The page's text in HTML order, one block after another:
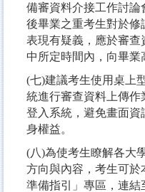
備審資料介接工作討論
後畢業之重考生對於修
表現有疑義，應於審查
中所定時間內，向畢業
(七)建議考生使用桌上
統進行審查資料上傳作
登入系統，避免畫面資
身權益。
(八)為使考生瞭解各大
方向與內容，考生可
準備指引」專區，連結